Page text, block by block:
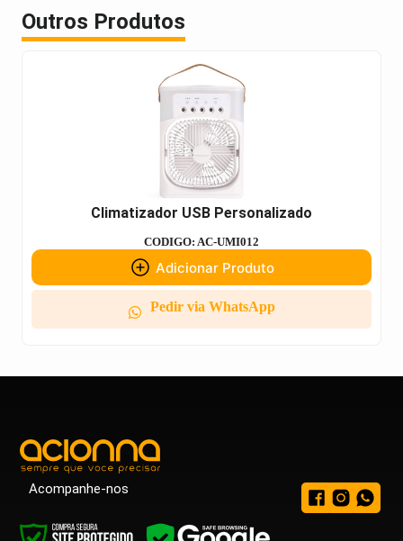
Outros Produtos
Climatizador USB Personalizado
CODIGO: AC-UMI012
Adicionar Produto
Pedir via WhatsApp
Acompanhe-nos